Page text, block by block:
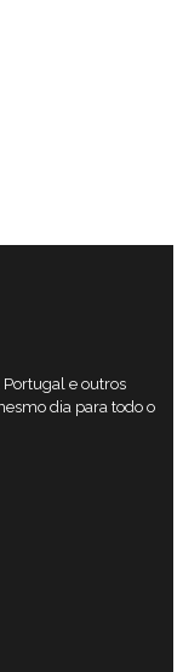
Portugal e outros
dia para todo o